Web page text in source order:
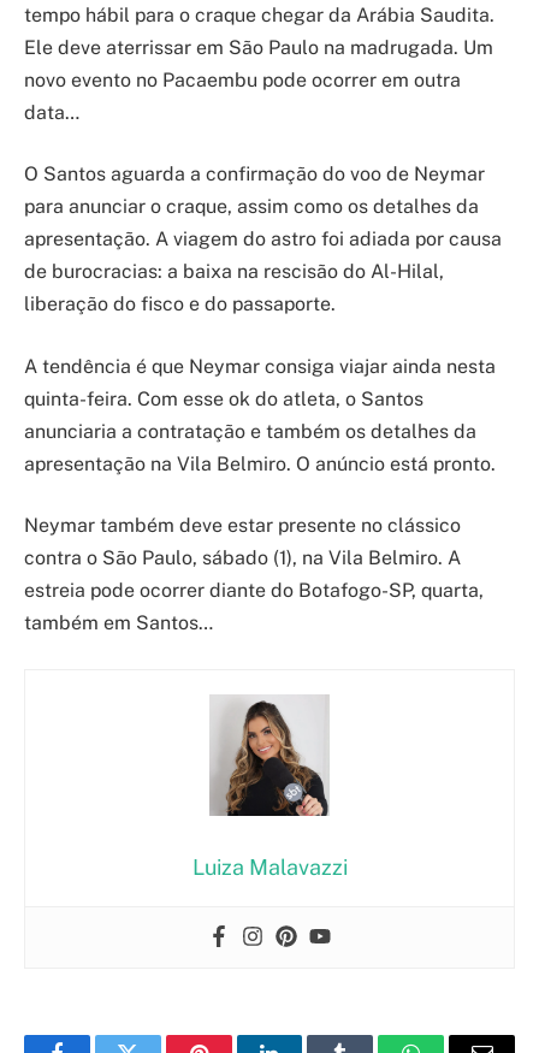
tempo hábil para o craque chegar da Arábia Saudita.
Ele deve aterrissar em São Paulo na madrugada. Um
novo evento no Pacaembu pode ocorrer em outra
data…
O Santos aguarda a confirmação do voo de Neymar
para anunciar o craque, assim como os detalhes da
apresentação. A viagem do astro foi adiada por causa
de burocracias: a baixa na rescisão do Al-Hilal,
liberação do fisco e do passaporte.
A tendência é que Neymar consiga viajar ainda nesta
quinta-feira. Com esse ok do atleta, o Santos
anunciaria a contratação e também os detalhes da
apresentação na Vila Belmiro. O anúncio está pronto.
Neymar também deve estar presente no clássico
contra o São Paulo, sábado (1), na Vila Belmiro. A
estreia pode ocorrer diante do Botafogo-SP, quarta,
também em Santos…
Luiza Malavazzi